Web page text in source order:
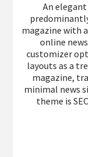
An
magazine with
online
customizer
layouts as a
magazine,
minimal news
theme is